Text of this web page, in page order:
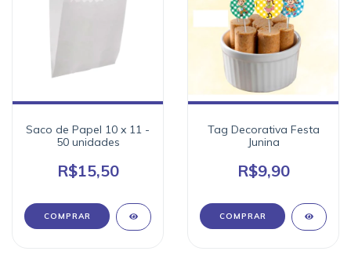
Saco de Papel 10 x 11 -
50 unidades
R$15,50
Tag Decorativa Festa
Junina
R$9,90